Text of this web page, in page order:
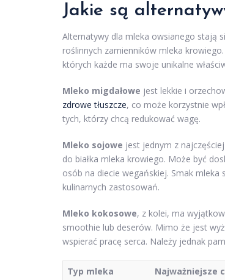
Jakie są
Alternatywy dla mleka owsianego stają
roślinnych zamienników mleka
których każde ma swoje unikalne
Mleko migdałowe jest lekkie i
zdrowe tłuszcze, co może korzystnie
tych, którzy chcą redukować wagę.
Mleko sojowe jest jednym z
do białka mleka krowiego. Może być
osób na diecie wegańskiej. Smak
kulinarnych zastosowań.
Mleko kokosowe, z kolei, ma
smoothie lub deserów. Mimo że jest
wspierać pracę serca. Należy jednak
Typ mleka Najważniejsze